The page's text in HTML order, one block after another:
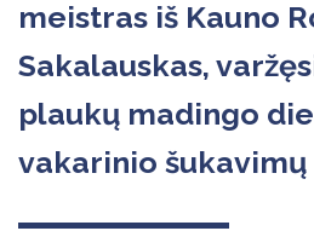
meistras iš Kauno
Sakalauskas,
plaukų madingo
vakarinio šukavimų